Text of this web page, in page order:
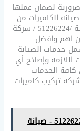
لضمان عملها
الكاميرات من
خلال شركتنا شركةكاميرات مراقبة السالمية /51226224 / شركة
اهم وافضل
خدمات الصيانة
اللازمة وإصلاح أي
الخدمات
مراقبة السالمية /51226224 / شركة تركيب كاميرات
فني كاميرات - الرميثية 51226224 - صيانة